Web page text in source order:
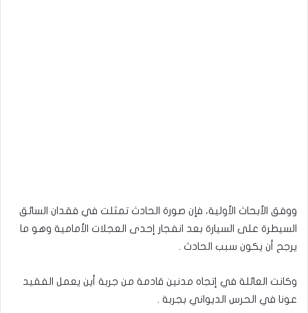
ووفق الأبحاث الأولية، فإن صورة الحادث تمثلت في فقدان السائق
السيطرة على السيارة بعد انفجار إحدى العجلات الأمامية وهو ما
يرجح أن يكون سبب الحادث .
وكانت العائلة في إتجاه مدنين قادمة من جربة أين يعمل الفقيد
عونا في الحرس الديواني بجربة .